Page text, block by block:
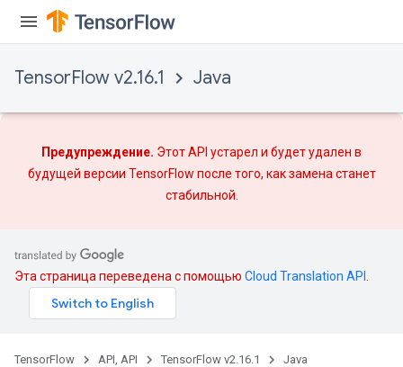
TensorFlow v2.16.1 Java
Предупреждение. Этот API устарел и будет удален в
будущей версии TensorFlow после того, какзамена станет
стабильной.
Эта страница переведена с помощью Cloud Translation API
TensorFlow API, API TensorFlow v2.16.1 Java